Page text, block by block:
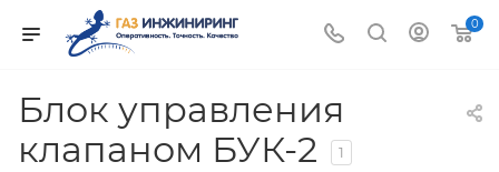
0
Блок управления
клапаном БУК-2
1